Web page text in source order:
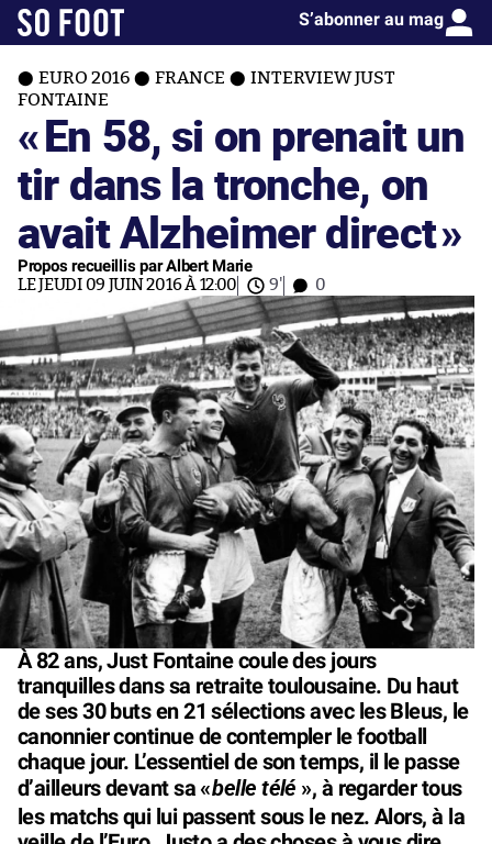
S’abonner au mag
EURO 2016 FRANCE
INTERVIEW JUST
FONTAINE
«En 58, si on prenait un
tir dans la tronche, on
avait Alzheimer direct»
Propos recueillis par Albert Marie
LE JEUDI 09 JUIN 2016 À 12:00 9' 0
À 82 ans, Just Fontaine coule des jours
tranquilles dans sa retraite toulousaine. Du haut
de ses 30 buts en 21 sélections avec les Bleus, le
canonnier continue de contempler le football
chaque jour. L’essentiel de son temps, il le passe
d’ailleurs devant sa «belle télé », à regarder tous
les matchs qui lui passent sous le nez. Alors, à la